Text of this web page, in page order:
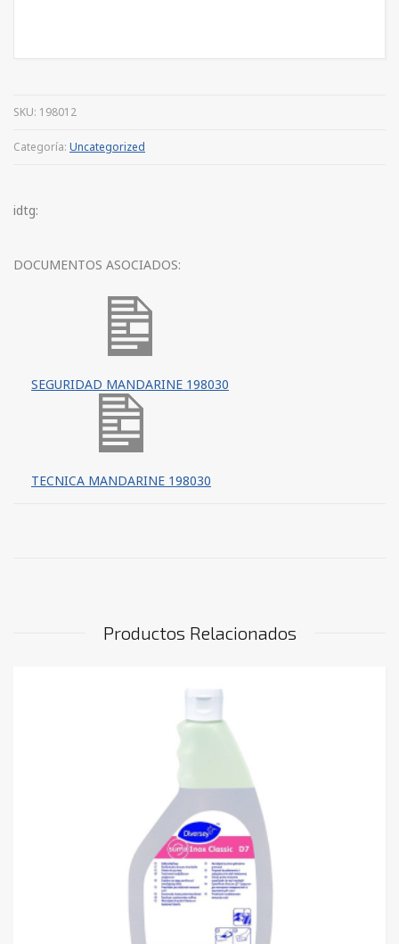
SKU: 198012
Categoría: Uncategorized
idtg:
DOCUMENTOS ASOCIADOS:
SEGURIDAD MANDARINE 198030
TECNICA MANDARINE 198030
Productos Relacionados